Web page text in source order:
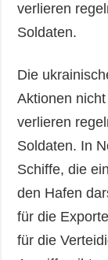
verlieren
Soldaten.
Die
Aktionen
verlieren
Soldaten. In
Schiffe, die
den Hafen
für die
für die